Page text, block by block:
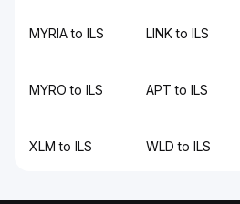
MYRIA to ILS LINK to ILS
MYRO to ILS APT to ILS
XLM to ILS WLD to ILS